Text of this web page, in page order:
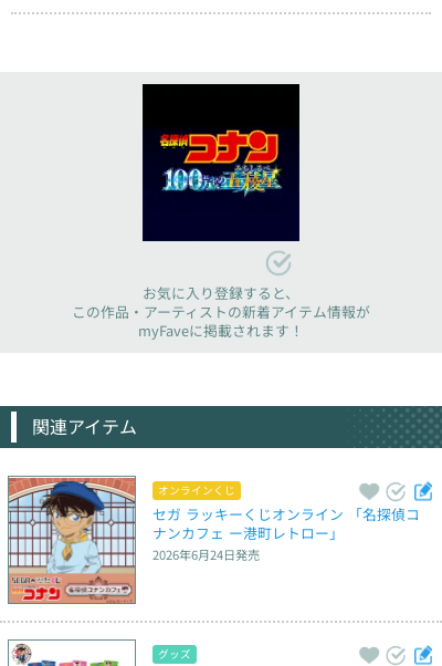
お気に入り登録すると、
この作品・アーティストの新着アイテム情報が
myFaveに掲載されます！
関連アイテム
オンラインくじ
セガ ラッキーくじオンライン 「名探偵コ
ナンカフェ ー港町レトロー」
2026年6月24日発売
グッズ